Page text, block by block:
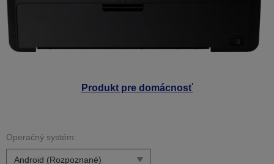
Produkt pre domácnosť
Operačný systém: